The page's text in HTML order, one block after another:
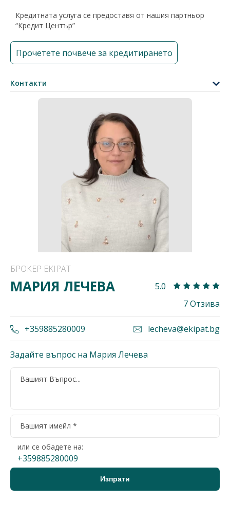
Кредитната услуга се предоставя от нашия партньор
“Кредит Център”
Прочетете почвече за кредитирането
Контакти
БРОКЕР EKIPAT
МАРИЯ ЛЕЧЕВА
5.0
7 Отзива
+359885280009 lecheva@ekipat.bg
Задайте въпрос на Мария Лечева
или се обадете на:
+359885280009